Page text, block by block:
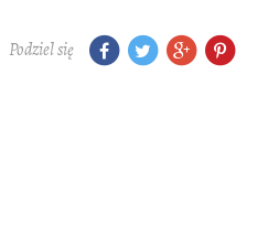
Podziel się